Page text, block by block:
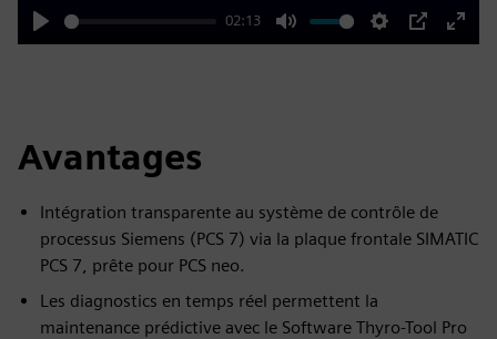
Play
02:13
Mute Settings
PIP
Enter
Avantages
Intégration transparente au système de contrôle de
processus Siemens (PCS 7) via la plaque frontale SIMATIC
PCS 7, prête pour PCS neo.
Les diagnostics en temps réel permettent la
maintenance prédictive avec le Software Thyro-Tool Pro